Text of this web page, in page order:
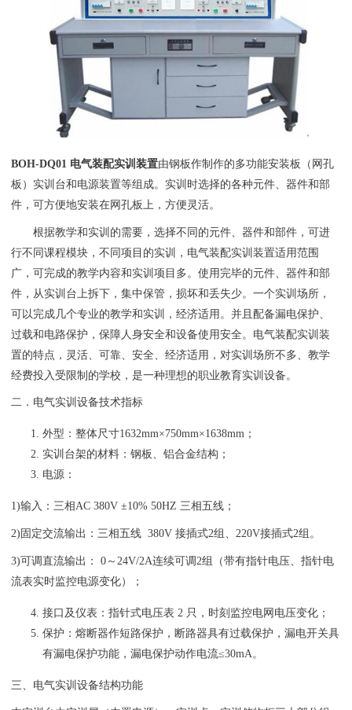
BOH-DQ01 电气装配实训装置由钢板作制作的多功能安装板（网孔
板）实训台和电源装置等组成。实训时选择的各种元件、器件和部
件，可方便地安装在网孔板上，方便灵活。
根据教学和实训的需要，选择不同的元件、器件和部件，可进
行不同课程模块，不同项目的实训， 电气装配实训装置适用范围
广，可完成的教学内容和实训项目多。使用完毕的元件、器件和部
件，从实训台上拆下，集中保管，损坏和丢失少。一个实训场所，
可以完成几个专业的教学和实训，经济适用。并且配备漏电保护、
过载和电路保护，保障人身安全和设备使用安全。电气装配实训装
置的特点，灵活、可靠、安全、经济适用，对实训场所不多、教学
经费投入受限制的学校，是一种理想的职业教育实训设备。
二． 电气实训设备技术指标
外型：整体尺寸1632mm×750mm×1638mm；
实训台架的材料：钢板、铝合金结构；
电源：
1)输入：三相AC 380V ±10% 50HZ 三相五线；
2)固定交流输出：三相五线 380V 接插式2组、220V接插式2组。
3)可调直流输出： 0～24V/2A连续可调2组（带有指针电压、指针电
流表实时监控电源变化）；
接口及仪表：指针式电压表 2 只，时刻监控电网电压变化；
保护：熔断器作短路保护，断路器具有过载保护，漏电开关具
有漏电保护功能，漏电保护动作电流≤30mA。
三、电气实训设备结构功能